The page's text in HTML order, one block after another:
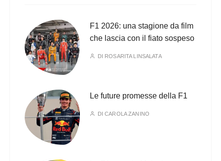
F1 2026: una stagione da film
che lascia con il fiato sospeso
DI ROSARITA LINSALATA
Le future promesse della F1
DICAROLA ZANINO